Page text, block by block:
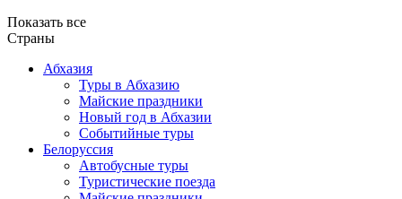
Показать все
Страны
Абхазия
Туры в Абхазию
Майские праздники
Новый год в Абхазии
Событийные туры
Белоруссия
Автобусные туры
Туристические поезда